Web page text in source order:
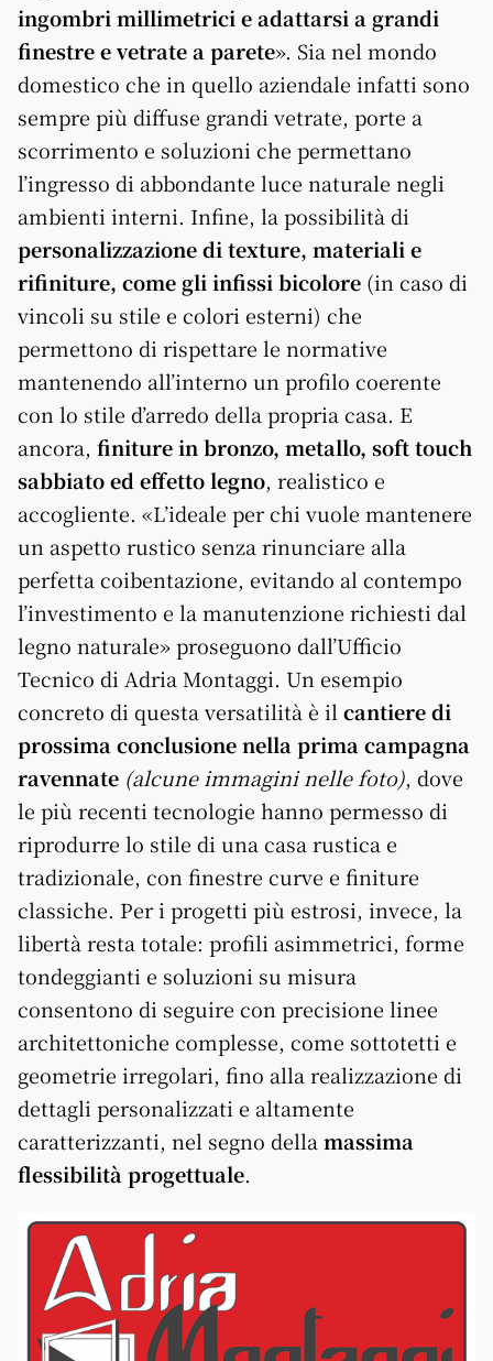
ingombri millimetrici e adattarsi a grandi
finestre e vetrate a parete». Sia nel mondo
domestico che in quello aziendale infatti sono
sempre più diffuse grandi vetrate, porte a
scorrimento e soluzioni che permettano
l’ingresso di abbondante luce naturale negli
ambienti interni. Infine, la possibilità di
personalizzazione di texture, materiali e
rifiniture, come gli infissi bicolore (in caso di
vincoli su stile e colori esterni) che
permettono di rispettare le normative
mantenendo all’interno un profilo coerente
con lo stile d’arredo della propria casa. E
ancora, finiture in bronzo, metallo, soft touch
sabbiato ed effetto legno, realistico e
accogliente. «L’ideale per chi vuole mantenere
un aspetto rustico senza rinunciare alla
perfetta coibentazione, evitando al contempo
l’investimento e la manutenzione richiesti dal
legno naturale» proseguono dall’Ufficio
Tecnico di Adria Montaggi. Un esempio
concreto di questa versatilità è il cantiere di
prossima conclusione nella prima campagna
ravennate (alcune immagini nelle foto), dove
le più recenti tecnologie hanno permesso di
riprodurre lo stile di una casa rustica e
tradizionale, con finestre curve e finiture
classiche. Per i progetti più estrosi, invece, la
libertà resta totale: profili asimmetrici, forme
tondeggianti e soluzioni su misura
consentono di seguire con precisione linee
architettoniche complesse, come sottotetti e
geometrie irregolari, fino alla realizzazione di
dettagli personalizzati e altamente
caratterizzanti, nel segno della massima
flessibilità progettuale.